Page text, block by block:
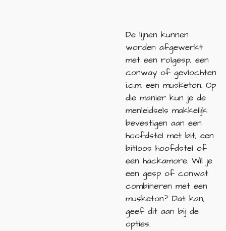
De lijnen kunnen
worden afgewerkt
met een rolgesp, een
conway of gevlochten
i.c.m. een musketon. Op
die manier kun je de
menleidsels makkelijk
bevestigen aan een
hoofdstel met bit, een
bitloos hoofdstel of
een hackamore. Wil je
een gesp of conwat
combineren met een
musketon? Dat kan,
geef dit aan bij de
opties.